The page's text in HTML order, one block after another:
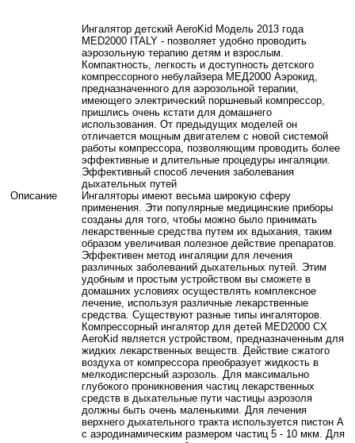
Описание
Ингалятор детский AeroKid Модель 2013 года
MED2000 ITALY - позволяет удобно проводить
аэрозольную терапию детям и взрослым.
Компактность, легкость и доступность детского
компрессорного небулайзера МЕД2000 Аэрокид,
предназначенного для аэрозольной терапии,
имеющего электрический поршневый компрессор,
пришлись очень кстати для домашнего
использования. От предыдущих моделей он
отличается мощным двигателем с новой системой
работы компрессора, позволяющим проводить более
эффективные и длительные процедуры ингаляции.
Эффективный способ лечения заболевания
дыхательных путей
Ингаляторы имеют весьма широкую сферу
применения. Эти популярные медицинские приборы
созданы для того, чтобы можно было принимать
лекарственные средства путем их вдыхания, таким
образом увеличивая полезное действие препаратов.
Эффективен метод ингаляции для лечения
различных заболеваний дыхательных путей. Этим
удобным и простым устройством вы сможете в
домашних условиях осуществлять комплексное
лечение, используя различные лекарственные
средства. Существуют разные типы ингаляторов.
Компрессорный ингалятор для детей MED2000 CX
AeroKid является устройством, предназначенным для
жидких лекарственных веществ. Действие сжатого
воздуха от компрессора преобразует жидкость в
мелкодисперсный аэрозоль. Для максимально
глубокого проникновения частиц лекарственных
средств в дыхательные пути частицы аэрозоля
должны быть очень маленькими. Для лечения
верхнего дыхательного тракта используется пистон А
с аэродинамическим размером частиц 5 - 10 мкм. Для